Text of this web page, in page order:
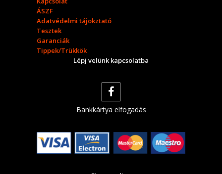
ÁSZF
Adatvédelmi tájokztató
Tesztek
Garanciák
Tippek/Trükkök
Lépj velünk kapcsolatba
Bankkártya elfogadás